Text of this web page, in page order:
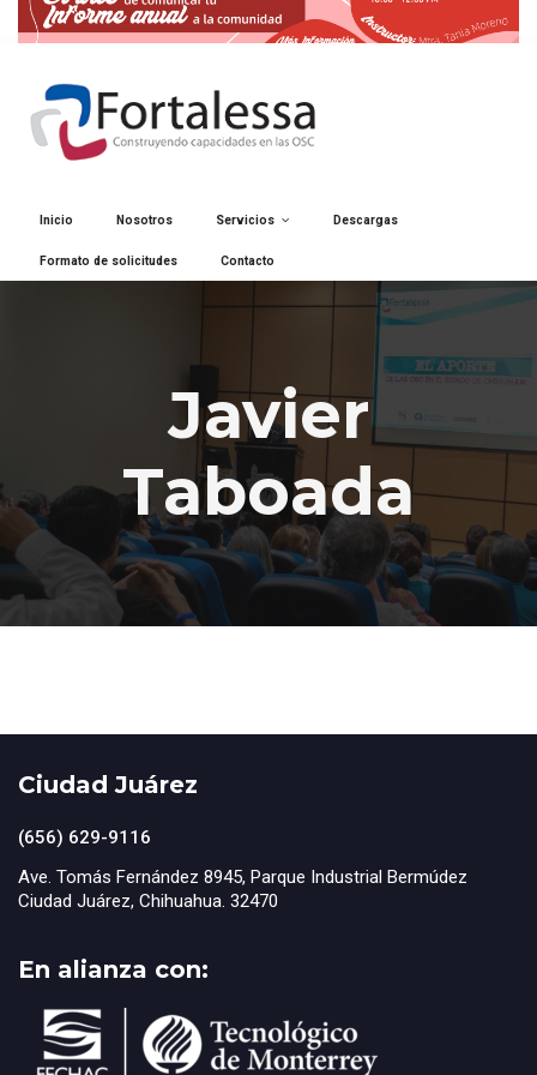
Inicio Nosotros Servicios Descargas
Formato de solicitudes Contacto
Javier
Taboada
Ciudad Juárez
(656) 629-9116
Ave. Tomás Fernández 8945, Parque Industrial Bermúdez
Ciudad Juárez, Chihuahua. 32470
En alianza con: